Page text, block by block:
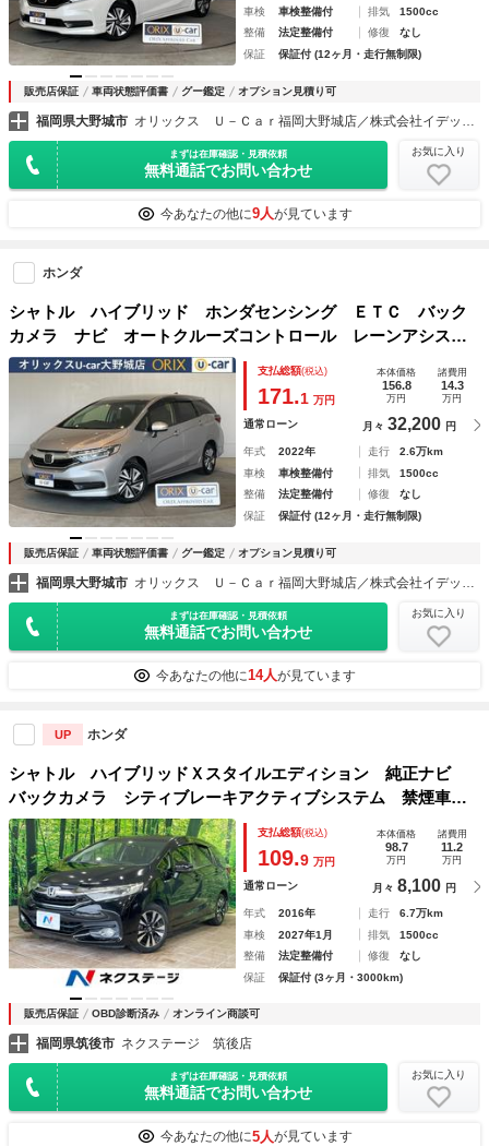
車検
車検整備付 排気
1500cc
整備
法定整備付 修復
なし
保証
保証付 (12ヶ月・走行無制限)
販売店保証 車両状態評価書 グー鑑定 オプション見積り可
福岡県大野城市
まずは在庫確認・見積依頼
無料通話でお問い合わせ
お気に入り
今あなたの他に9人が見ています
ホンダ
シャトル ハイブリッド ホンダセンシング ＥＴＣ バック
カメラ ナビ オートクルーズコントロール レーンアシス
ト 衝突被害軽減システム アルミホイール オートライト
スマートキー 電動格納ミラー チップアップシート ＡＴ
盗難防止システム
支払総額(税込)
171.1 万円
本体価格
156.8
万円
諸費用
14.3
万円
通常ローン 月々 32,200 円
年式 2022年 走行
2.6万km
車検
車検整備付 排気
1500cc
整備
法定整備付 修復
なし
保証
保証付 (12ヶ月・走行無制限)
販売店保証 車両状態評価書 グー鑑定 オプション見積り可
福岡県大野城市
まずは在庫確認・見積依頼
無料通話でお問い合わせ
お気に入り
今あなたの他に14人が見ています
UP ホンダ
シャトル ハイブリッドＸスタイルエディション 純正ナビ
バックカメラ シティブレーキアクティブシステム 禁煙車
スマートキー ＬＥＤヘッド ビルトインＥＴＣ クルコン
純正１５インチアルミ オートライト オートエアコン Ｂｌ
ｕｅｔｏｏｔｈ ＤＶＤ
支払総額(税込)
109.9 万円
本体価格
98.7
万円
諸費用
11.2
万円
通常ローン 月々 8,100 円
年式 2016年 走行
6.7万km
車検
2027年1月 排気
1500cc
整備
法定整備付 修復
なし
保証
保証付 (3ヶ月・3000km)
販売店保証 OBD診断済み オンライン商談可
福岡県筑後市 ネクステージ 筑後店
まずは在庫確認・見積依頼
無料通話でお問い合わせ
お気に入り
今あなたの他に5人が見ています